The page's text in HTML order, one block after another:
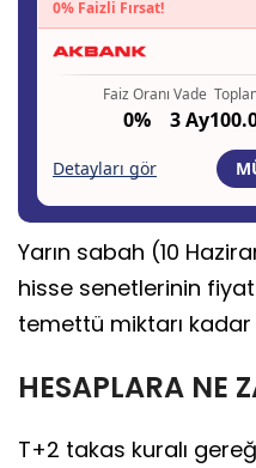
Yarın sabah (10
hisse senetlerinin
temettü miktarı
HESAPLARA NE
T+2 takas kuralı